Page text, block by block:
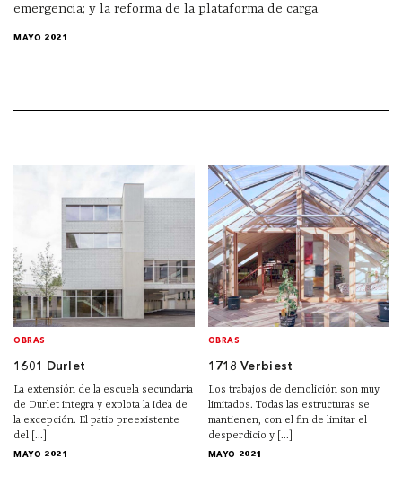
emergencia; y la reforma de la plataforma de carga.
MAYO 2021
OBRAS
1601 Durlet
La extensión de la escuela secundaria
de Durlet integra y explota la idea de
la excepción. El patio preexistente
del [...]
MAYO 2021
OBRAS
1718 Verbiest
Los trabajos de demolición son muy
limitados. Todas las estructuras se
mantienen, con el fin de limitar el
desperdicio y [...]
MAYO 2021